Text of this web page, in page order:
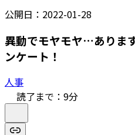
公開日： 2022-01-28
異動でモヤモヤ…ありま
ンケート！
人事
読了まで： 9分